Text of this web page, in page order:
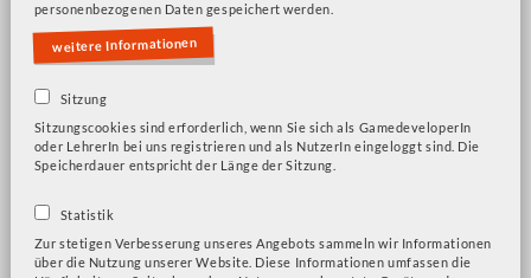
Fehlermeldung
Bitte beachten Sie unsere Frage zu Cookies!
Achtsamkeit
personenbezogenen Daten gespeichert werden.
weitere Informationen
Sitzung
Sitzungscookies sind erforderlich, wenn Sie sich als GamedeveloperIn
oder LehrerIn bei uns registrieren und als NutzerIn eingeloggt sind. Die
Speicherdauer entspricht der Länge der Sitzung.
Statistik
Zur stetigen Verbesserung unseres Angebots sammeln wir Informationen
über die Nutzung unserer Website. Diese Informationen umfassen die